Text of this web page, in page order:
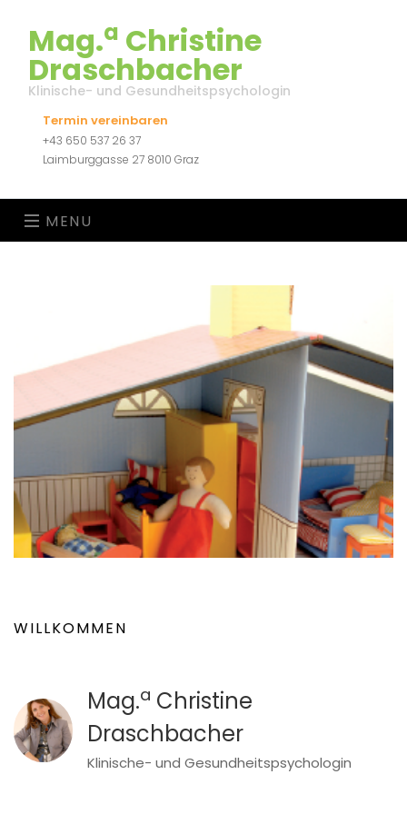
Mag.a Christine
Draschbacher
Klinische- und Gesundheitspsychologin
Termin vereinbaren
+43 650 537 26 37
Laimburggasse 27 8010 Graz
MENU
WILLKOMMEN
Mag.a Christine
Draschbacher
Klinische- und Gesundheitspsychologin